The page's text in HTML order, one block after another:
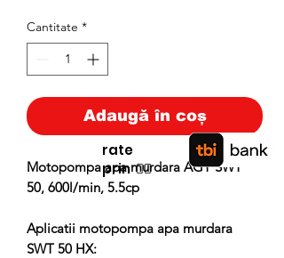
Cantitate *
Adaugă în coș
Motopompa apa murdara AGT SWT
50, 600l/min, 5.5cp
Aplicatii motopompa apa murdara
SWT 50 HX:
rate
prin👉🏿